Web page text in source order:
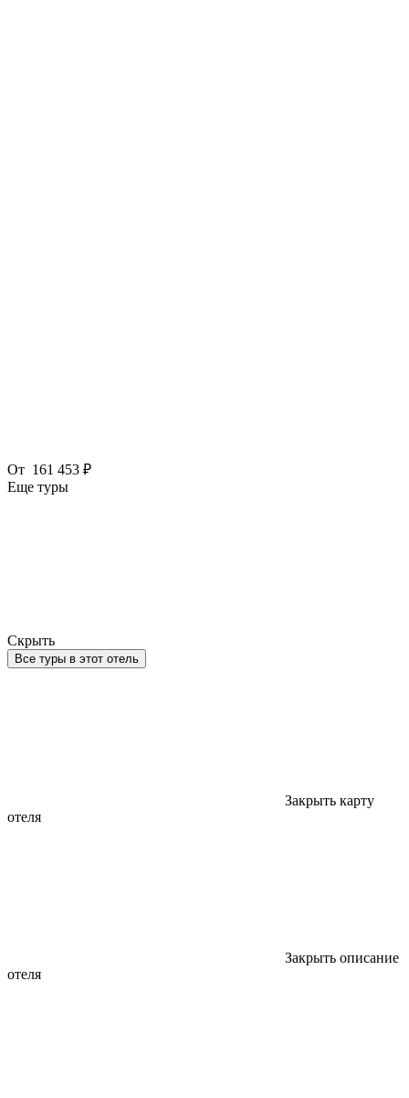
От 161 453 ₽
Еще туры
Скрыть
Все туры в этот отель
Закрыть карту
отеля
Закрыть описание
отеля